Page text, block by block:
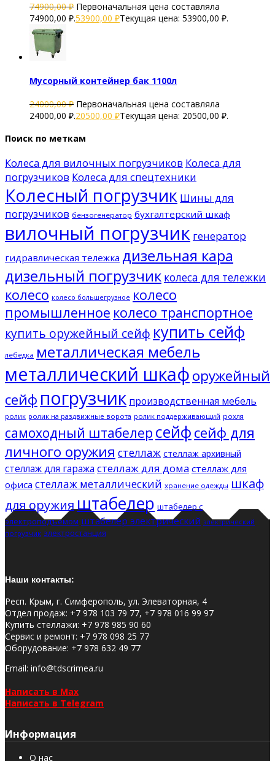
74900,00₽ Первоначальная цена составляла
74900,00 ₽.53900,00 ₽Текущая цена: 53900,00 ₽.
Мусорный контейнер бак 1100л
24000,00₽ Первоначальная цена составляла
24000,00 ₽.20500,00 ₽Текущая цена: 20500,00 ₽.
Поиск по меткам
Колеса для вилочных погрузчиков Колеса для
погрузчиков Колеса для спецтехники
Колесный погрузчик Шины для
погрузчиков бензогенератор бухгалтерский шкаф
вилочный погрузчик генератор
гидравлическая тележка дизельная кара
дизельный погрузчик колеса для тележки
колесо колесо большегрузное колесо
промышленное колесо транспортное
купить оружейный сейф купить сейф
лебедка металлическая мебель
металлический шкафоружейный
сейф погрузчик производственная мебель
ролик ролик на раздвижные ворота ролик поддерживающий рохля
самоходный штабелер сейфсейф для
личного оружия стеллаж стеллаж архивный
стеллаж для гаража стеллаж для дома стеллаж для
офиса стеллаж металлический хранение одежды шкаф
для оружияштабелер штабелер с
электроподъемом штабелер электрический электрический
погрузчик электростанция
Наши контакты:
Респ. Крым, г. Симферополь, ул. Элеваторная, 4
Отдел продаж: +7 978 103 79 77, +7 978 016 99 97
Купить стеллажи: +7 978 985 90 60
Сервис и ремонт: +7 978 098 25 77
Оборудование: +7 978 632 49 77
Email: info@tdscrimea.ru
Написать в Max
Написать в Telegram
Информация
О нас